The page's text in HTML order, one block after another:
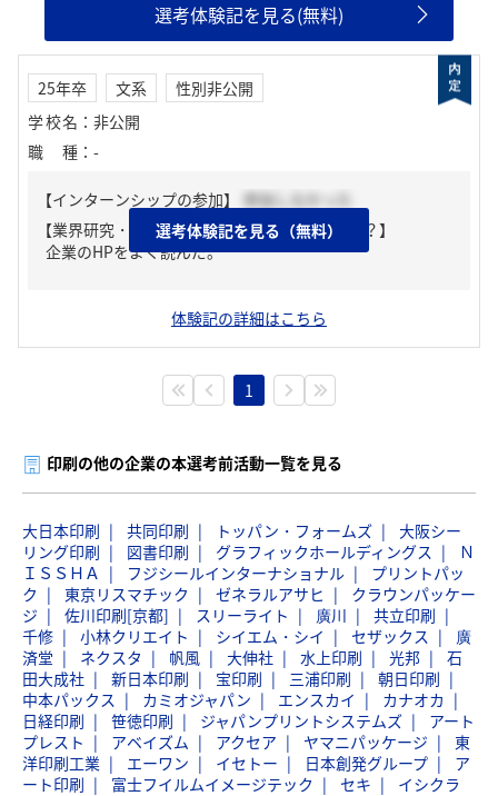
選考体験記を見る(無料)
25年卒 文系
性別非公開
学校名 ： 非公開
職種 ： -
【インターンシップの参加】
参加しなかった
【業界研究・企業研究はどんな風にしましたか？】
企業のHPをよく読んだ。
選考体験記を見る（無料）
体験記の詳細はこちら
1
印刷の他の企業の本選考前活動一覧を見る
大日本印刷 共同印刷 トッパン・フォームズ
大阪シー
リング印刷
図書印刷 グラフィックホールディングス
Ｎ
ＩＳＳＨＡ
フジシールインターナショナル
プリントパッ
ク
東京リスマチック ゼネラルアサヒ
クラウンパッケー
ジ
佐川印刷[京都] スリーライト 廣川
共立印刷
千修
小林クリエイト シイエム・シイ セザックス
廣
済堂
ネクスタ 帆風 大伸社 水上印刷 光邦
石
田大成社
新日本印刷 宝印刷 三浦印刷
朝日印刷
中本パックス
カミオジャパン エンスカイ
カナオカ
日経印刷
笹徳印刷 ジャパンプリントシステムズ
アート
プレスト
アベイズム アクセア ヤマニパッケージ
東
洋印刷工業
エーワン イセトー 日本創発グループ
ア
ート印刷
富士フイルムイメージテック セキ イシクラ